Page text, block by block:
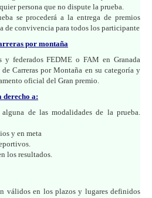
persona que no dispute la prueba.
se procederá a la entrega de premios
de convivencia para todos los participante
por montaña
y federados FEDME o FAM en Granada
Carreras por Montaña en su categoría y
oficial del Gran premio.
derecho a:
de las modalidades de la prueba.
y en meta
los resultados.
válidos en los plazos y lugares definidos